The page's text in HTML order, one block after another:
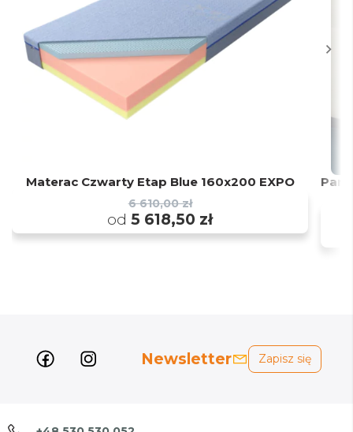
Materac Czwarty Etap Blue 160x200 EXPO
6 610,00 zł
od 5 618,50 zł
Newsletter Zapisz się